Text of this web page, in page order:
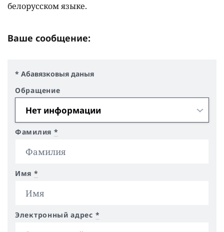
белорусском языке.
Ваше сообщение:
* Абавязковыя даныя
Обращение
Фамилия *
Имя *
Электронный адрес *